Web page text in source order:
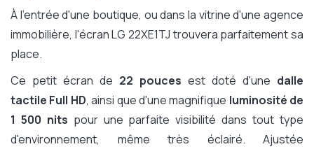
À l'entrée d'une boutique, ou dans la vitrine d'une agence
immobilière, l'écran LG 22XE1TJ trouvera parfaitement sa
place.
Ce petit écran de 22 pouces est doté d'une dalle
tactile Full HD, ainsi que d'une magnifique luminosité de
1 500 nits pour une parfaite visibilité dans tout type
d'environnement, même très éclairé. Ajustée